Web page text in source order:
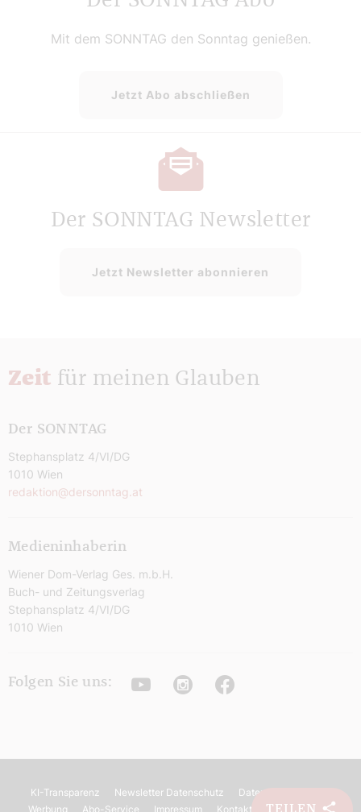
TEILEN
Mit dem SONNTAG den Sonntag genießen.
Jetzt Abo abschließen
Der SONNTAG Newsletter
Jetzt Newsletter abonnieren
Zeit für meinen Glauben
Der SONNTAG
Stephansplatz 4/VI/DG
1010 Wien
redaktion@dersonntag.at
Medieninhaberin
Wiener Dom-Verlag Ges. m.b.H.
Buch- und Zeitungsverlag
Stephansplatz 4/VI/DG
1010 Wien
Folgen Sie uns: YoutubeInstagramFacebook
KI-Transparenz Newsletter Datenschutz Datenschutz
Werbung
Abo-Service Impressum Kontakt Barrierefreiheit